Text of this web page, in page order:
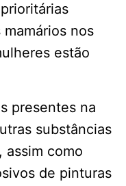
nos
estão
presentes na
substâncias
assim como
de pinturas